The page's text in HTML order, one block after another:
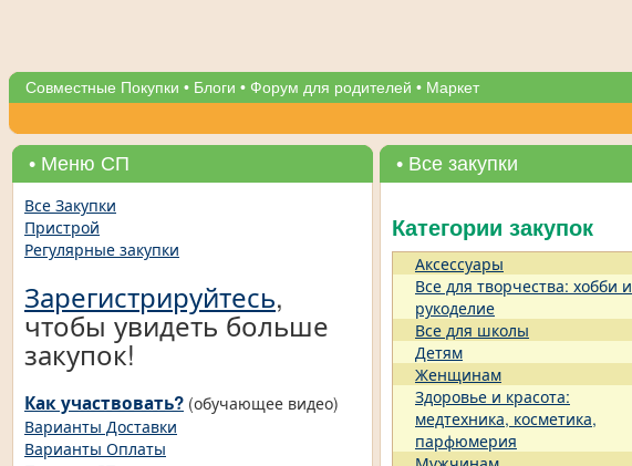
Совместные Покупки • Блоги • Форум для родителей • Маркет
• Меню СП
Все Закупки
Пристрой
Регулярные закупки
Зарегистрируйтесь,
чтобы увидеть больше
закупок!
Как участвовать? (обучающее видео)
Варианты Доставки
Варианты Оплаты
• Все закупки
Категории закупок
Аксессуары
Все для творчества: хобби и
рукоделие
Все для школы
Детям
Женщинам
Здоровье и красота:
медтехника, косметика,
парфюмерия